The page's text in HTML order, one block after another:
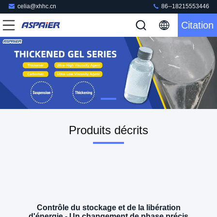
celia@xhhc.cn 86--18215553446
Citation
Produits décrits
Contrôle du stockage et de la libération